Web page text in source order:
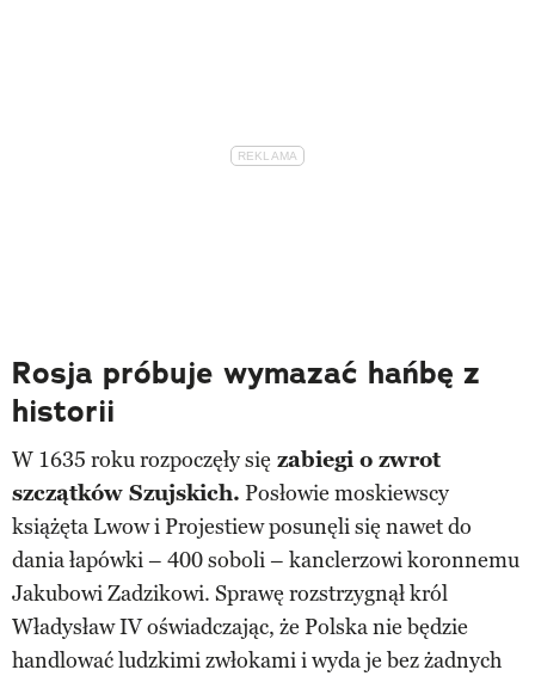
Rosja próbuje wymazać hańbę z
historii
W 1635 roku rozpoczęły się zabiegi o zwrot
szczątków Szujskich. Posłowie moskiewscy
książęta Lwow i Projestiew posunęli się nawet do
dania łapówki – 400 soboli – kanclerzowi koronnemu
Jakubowi Zadzikowi. Sprawę rozstrzygnął król
Władysław IV oświadczając, że Polska nie będzie
handlować ludzkimi zwłokami i wyda je bez żadnych